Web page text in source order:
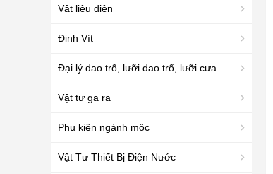
Vật liệu điện
Đinh Vít
Đại lý dao trổ, lưỡi dao trổ, lưỡi cưa
Vật tư ga ra
Phụ kiện ngành mộc
Vật Tư Thiết Bị Điện Nước